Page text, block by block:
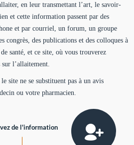
en leur transmettant l’art, le savoir-
et cette information passent par des
et par courriel, un forum, un groupe
congrès, des publications et des colloques à
santé, et ce site, où vous trouverez
l’allaitement.
site ne se substituent pas à un avis
ou votre pharmacien.
de l'information